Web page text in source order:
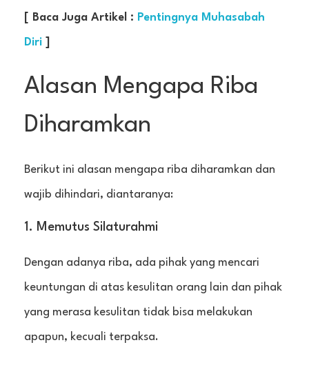
[ Baca Juga Artikel : Pentingnya Muhasabah
Diri
Alasan Mengapa Riba
Diharamkan
Berikut ini alasan mengapa riba diharamkan dan
wajib dihindari, diantaranya:
1. Memutus Silaturahmi
Dengan adanya riba, ada pihak yang mencari
keuntungan di atas kesulitan orang lain dan pihak
yang merasa kesulitan tidak bisa melakukan
apapun, kecuali terpaksa.